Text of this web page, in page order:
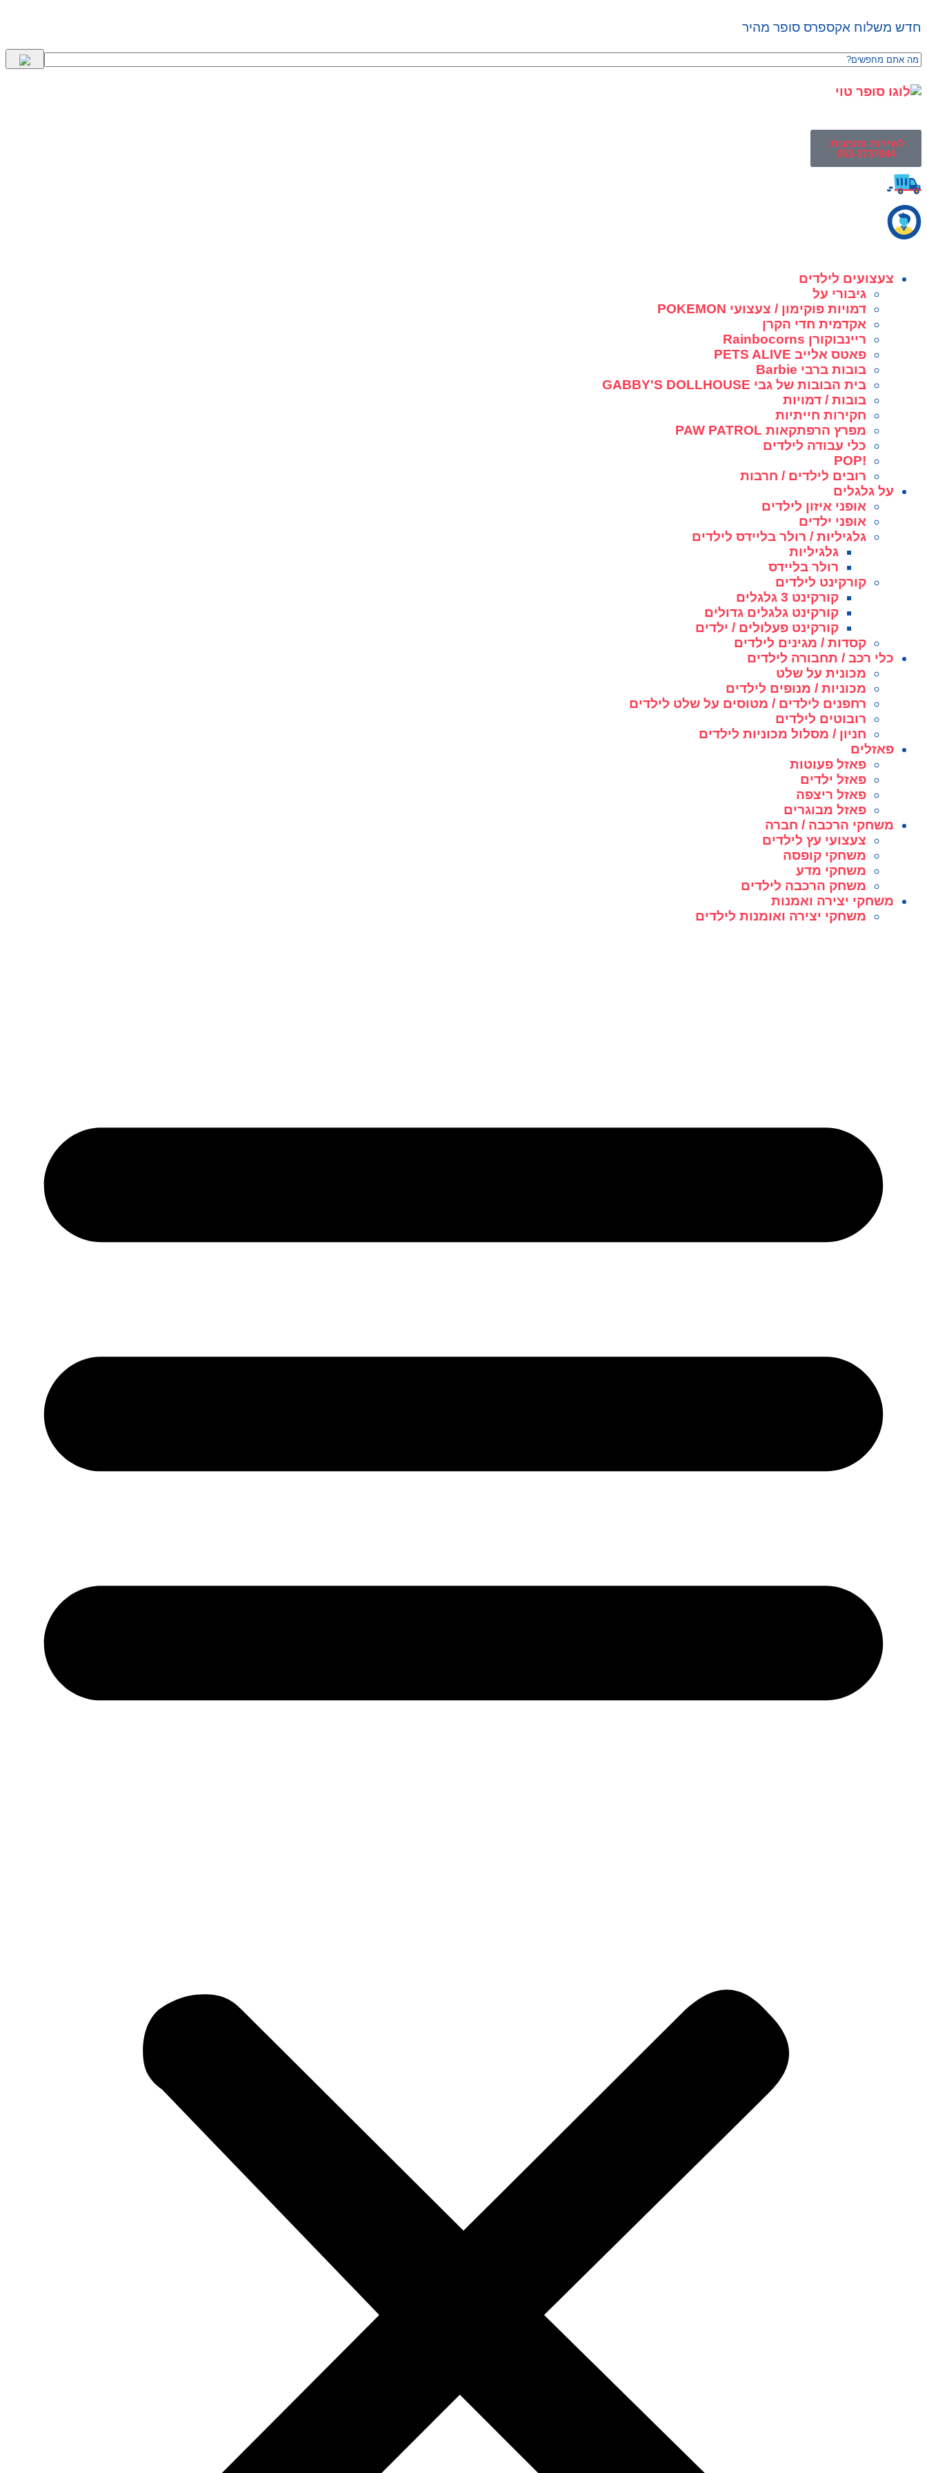
חדש משלוח אקספרס סופר מהיר
לשירות והזמנות:
053-3737944
צעצועים לילדים
גיבורי על
דמויות פוקימון / צעצועי POKEMON
אקדמית חדי הקרן
ריינבוקורן Rainbocorns
פאטס אלייב PETS ALIVE
בובות ברבי Barbie
בית הבובות של גבי GABBY'S DOLLHOUSE
בובות / דמויות
חקירות חייתיות
מפרץ הרפתקאות PAW PATROL
כלי עבודה לילדים
!POP
רובים לילדים / חרבות
על גלגלים
אופני איזון לילדים
אופני ילדים
גלגיליות / רולר בליידס לילדים
גלגיליות
רולר בליידס
קורקינט לילדים
קורקינט 3 גלגלים
קורקינט גלגלים גדולים
קורקינט פעלולים / ילדים
קסדות / מגינים לילדים
כלי רכב / תחבורה לילדים
מכונית על שלט
מכוניות / מנופים לילדים
רחפנים לילדים / מטוסים על שלט לילדים
רובוטים לילדים
חניון / מסלול מכוניות לילדים
פאזלים
פאזל פעוטות
פאזל ילדים
פאזל ריצפה
פאזל מבוגרים
משחקי הרכבה / חברה
צעצועי עץ לילדים
משחקי קופסה
משחקי מדע
משחק הרכבה לילדים
משחקי יצירה ואמנות
משחקי יצירה ואומנות לילדים